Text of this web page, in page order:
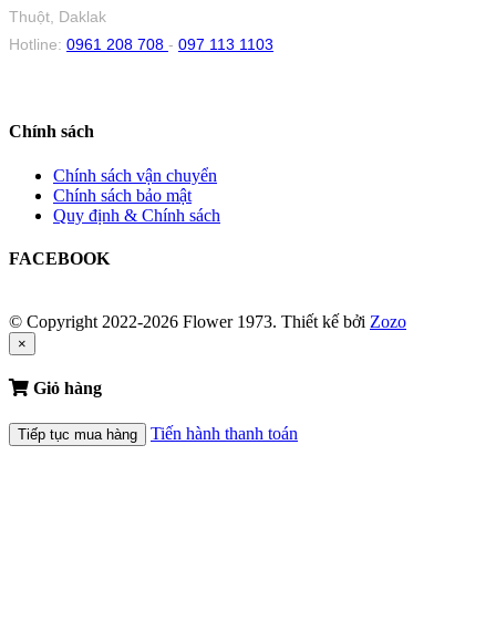
Thuột, Daklak
Hotline: 0961 208 708 - 097 113 1103
Chính sách
Chính sách vận chuyển
Chính sách bảo mật
Quy định & Chính sách
FACEBOOK
© Copyright 2022-2026 Flower 1973. Thiết kế bởi Zozo
×
Giỏ hàng
Tiếp tục mua hàng Tiến hành thanh toán